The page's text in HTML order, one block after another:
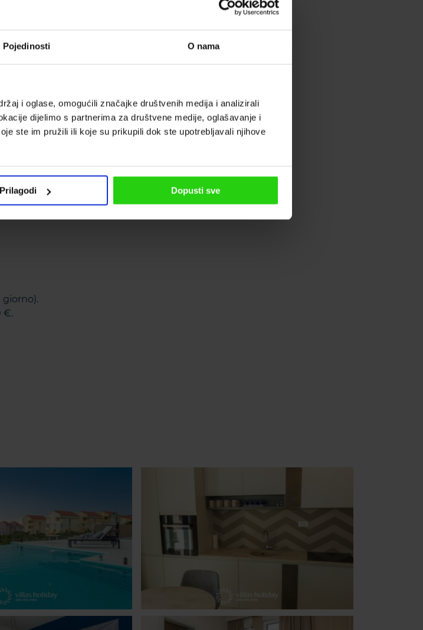
Pojedinosti O nama
i oglase, omogućili značajke društvenih medija i analizirali
dijelimo s partnerima za društvene medije, oglašavanje i
ste im pružili ili koje su prikupili dok ste upotrebljavali njihove
Prilagodi Dopusti sve
Parcheggi: 2
Parcheggio privato
giorno).
€.